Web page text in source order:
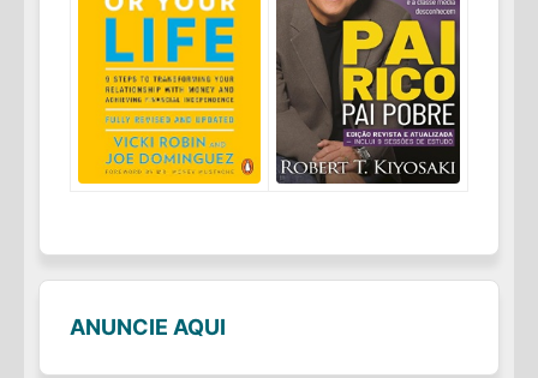
ANUNCIE AQUI